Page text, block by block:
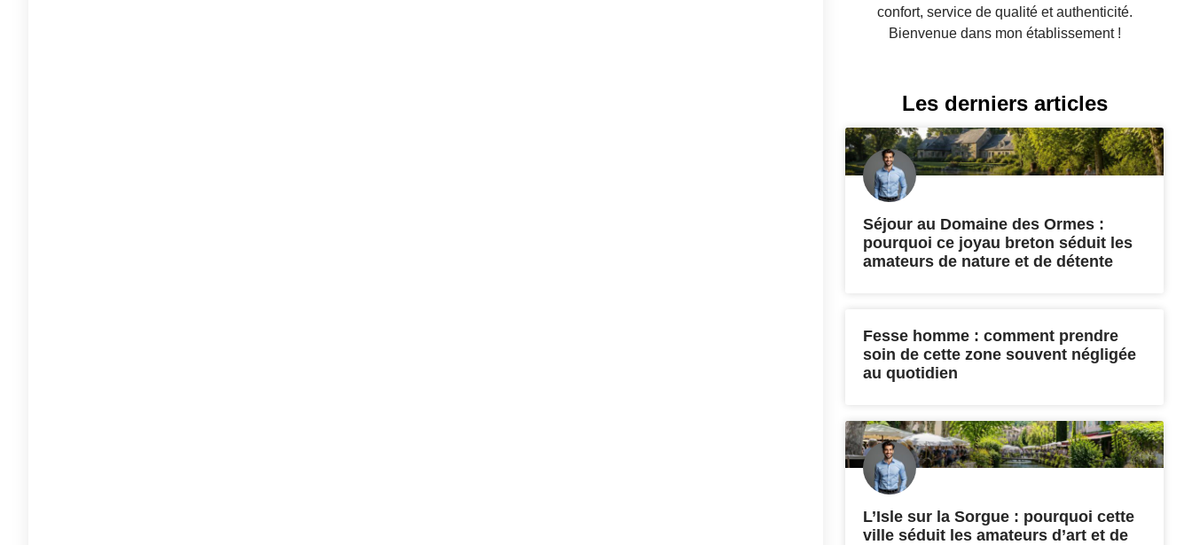
confort, service de qualité et authenticité.
Bienvenue dans mon établissement !
Les derniers articles
Séjour au Domaine des Ormes :
pourquoi ce joyau breton séduit les
amateurs de nature et de détente
Fesse homme : comment prendre
soin de cette zone souvent négligée
au quotidien
L’Isle sur la Sorgue : pourquoi cette
ville séduit les amateurs d’art et de